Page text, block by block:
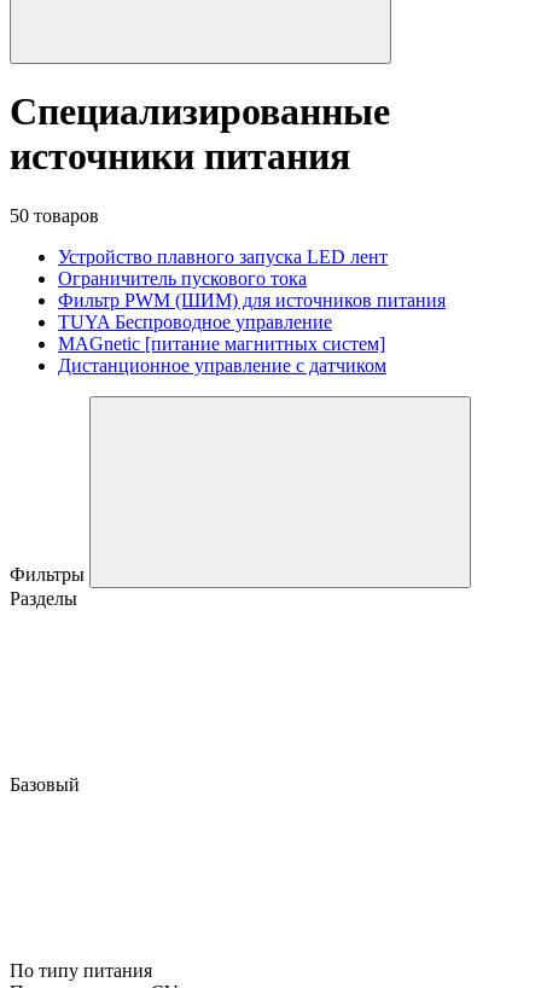
Специализированные
источники питания
50 товаров
Устройство плавного запуска LED лент
Ограничитель пускового тока
Фильтр PWM (ШИМ) для источников питания
TUYA Беспроводное управление
MAGnetic [питание магнитных систем]
Дистанционное управление с датчиком
Фильтры
Разделы
Базовый
По типу питания